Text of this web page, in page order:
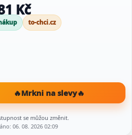
Kč
to-chci.cz
🔥Mrkni na slevy🔥
se můžou změnit.
06. 08. 2026 02:09